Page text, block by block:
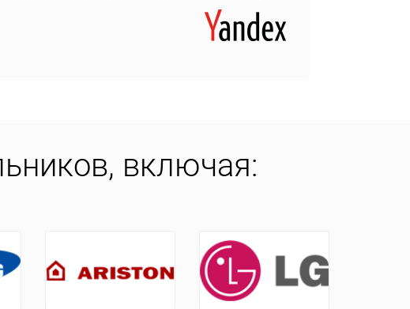
включая: